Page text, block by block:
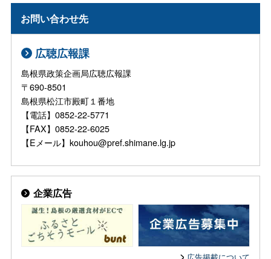
お問い合わせ先
広聴広報課
島根県政策企画局広聴広報課
〒690-8501
島根県松江市殿町１番地
【電話】0852-22-5771
【FAX】0852-22-6025
【Eメール】kouhou@pref.shimane.lg.jp
企業広告
広告掲載について